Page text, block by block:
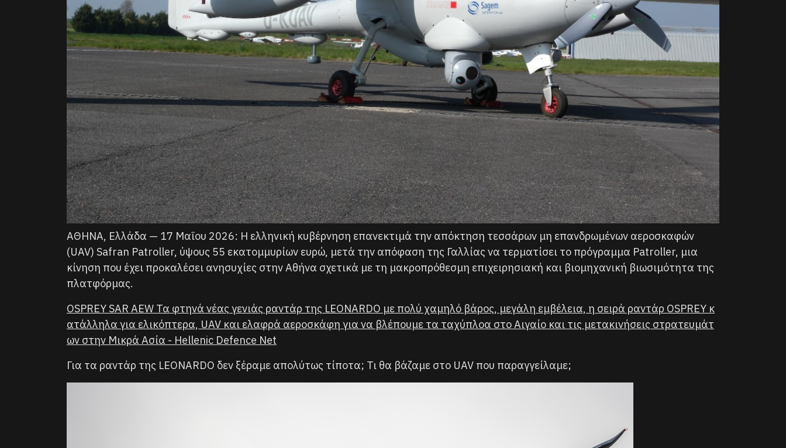
ΑΘΗΝΑ, Ελλάδα — 17 Μαΐου 2026: Η ελληνική κυβέρνηση επανεκτιμά την απόκτηση τεσσάρων μη επανδρωμένων αεροσκαφών
(UAV) Safran Patroller, ύψους 55 εκατομμυρίων ευρώ, μετά την απόφαση της Γαλλίας να τερματίσει το πρόγραμμα Patroller, μια
κίνηση που έχει προκαλέσει ανησυχίες στην Αθήνα σχετικά με τη μακροπρόθεσμη επιχειρησιακή και βιομηχανική βιωσιμότητα της
πλατφόρμας.
OSPREY SAR AEW Τα φτηνά νέας γενιάς ραντάρ της LEONARDO με πολύ χαμηλό βάρος, μεγάλη εμβέλεια, η σειρά ραντάρ OSPREY κ
ατάλληλα για ελικόπτερα, UAV και ελαφρά αεροσκάφη για να βλέπουμε τα ταχύπλοα στο Αιγαίο και τις μετακινήσεις στρατευμάτ
ων στην Μικρά Ασία - Hellenic Defence Net
Για τα ραντάρ της LEONARDO δεν ξέραμε απολύτως τίποτα; Τι θα βάζαμε στο UAV που παραγγείλαμε;